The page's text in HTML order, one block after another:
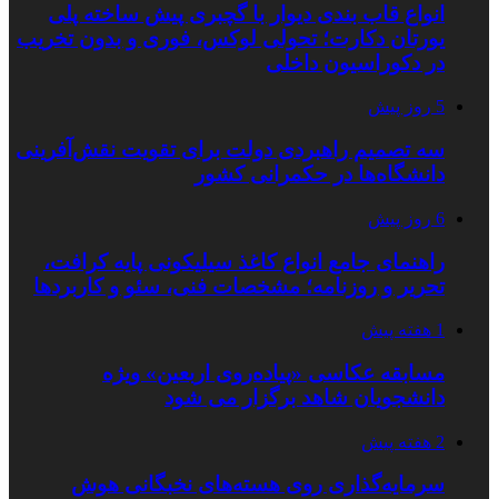
انواع قاب بندی دیوار با گچبری پیش ساخته پلی
یورتان دکارت؛ تحولی لوکس، فوری و بدون تخریب
در دکوراسیون داخلی
5 روز پیش
سه تصمیم راهبردی دولت برای تقویت نقش‌آفرینی
دانشگاه‌ها در حکمرانی کشور
6 روز پیش
راهنمای جامع انواع کاغذ سیلیکونی پایه کرافت،
تحریر و روزنامه؛ مشخصات فنی، سئو و کاربردها
1 هفته پیش
مسابقه عکاسی «پیاده‌روی اربعین» ویژه
دانشجویان شاهد برگزار می شود
2 هفته پیش
سرمایه‌گذاری روی هسته‌های نخبگانی هوش